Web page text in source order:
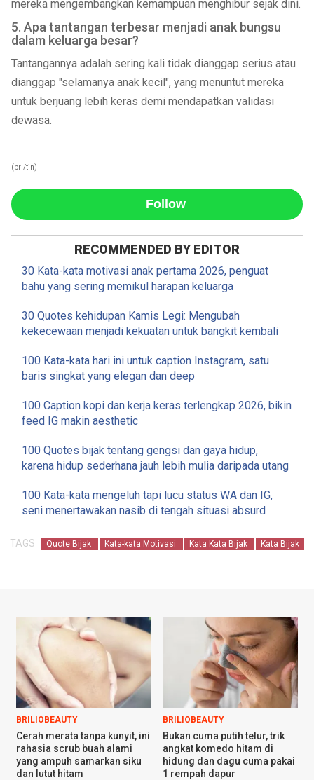
mereka mengembangkan kemampuan menghibur sejak dini.
5. Apa tantangan terbesar menjadi anak bungsu
dalam keluarga besar?
Tantangannya adalah sering kali tidak dianggap serius atau
dianggap "selamanya anak kecil", yang menuntut mereka
untuk berjuang lebih keras demi mendapatkan validasi
dewasa.
(brl/tin)
Follow
RECOMMENDED BY EDITOR
30 Kata-kata motivasi anak pertama 2026, penguat
bahu yang sering memikul harapan keluarga
30 Quotes kehidupan Kamis Legi: Mengubah
kekecewaan menjadi kekuatan untuk bangkit kembali
100 Kata-kata hari ini untuk caption Instagram, satu
baris singkat yang elegan dan deep
100 Caption kopi dan kerja keras terlengkap 2026, bikin
feed IG makin aesthetic
100 Quotes bijak tentang gengsi dan gaya hidup,
karena hidup sederhana jauh lebih mulia daripada utang
100 Kata-kata mengeluh tapi lucu status WA dan IG,
seni menertawakan nasib di tengah situasi absurd
TAGS Quote Bijak Kata-kata Motivasi Kata Kata Bijak Kata Bijak
BRILIOBEAUTY
Cerah merata tanpa kunyit, ini
rahasia scrub buah alami
yang ampuh samarkan siku
dan lutut hitam
BRILIOBEAUTY
Bukan cuma putih telur, trik
angkat komedo hitam di
hidung dan dagu cuma pakai
1 rempah dapur